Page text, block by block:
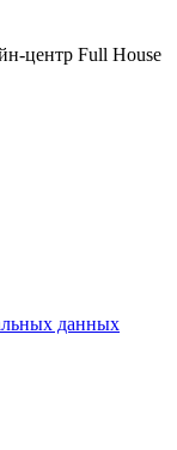
центр Full House
данных